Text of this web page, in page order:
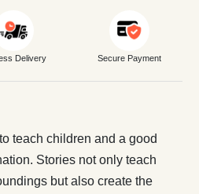
Delivery Secure Payment
teach children and a good
Stories not only teach
but also create the